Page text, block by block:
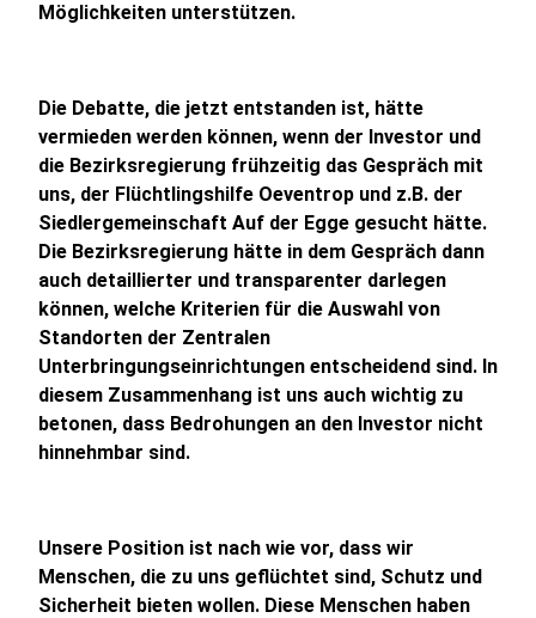
Möglichkeiten unterstützen.
Die Debatte, die jetzt entstanden ist, hätte
vermieden werden können, wenn der Investor und
die Bezirksregierung frühzeitig das Gespräch mit
uns, der Flüchtlingshilfe Oeventrop und z.B. der
Siedlergemeinschaft Auf der Egge gesucht hätte.
Die Bezirksregierung hätte in dem Gespräch dann
auch detaillierter und transparenter darlegen
können, welche Kriterien für die Auswahl von
Standorten der Zentralen
Unterbringungseinrichtungen entscheidend sind. In
diesem Zusammenhang ist uns auch wichtig zu
betonen, dass Bedrohungen an den Investor nicht
hinnehmbar sind.
Unsere Position ist nach wie vor, dass wir
Menschen, die zu uns geflüchtet sind, Schutz und
Sicherheit bieten wollen. Diese Menschen haben